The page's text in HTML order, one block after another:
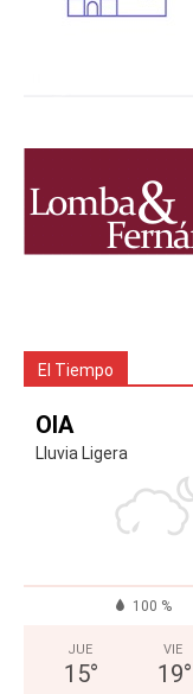
El Tiempo
OIA
Lluvia Ligera
100 %
JUE
15°
VIE
19°